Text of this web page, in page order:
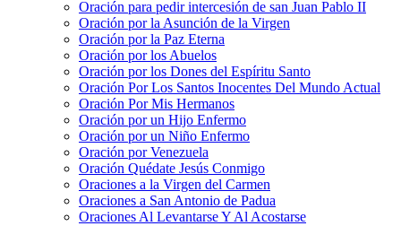
Oración para pedir intercesión de san Juan Pablo II
Oración por la Asunción de la Virgen
Oración por la Paz Eterna
Oración por los Abuelos
Oración por los Dones del Espíritu Santo
Oración Por Los Santos Inocentes Del Mundo Actual
Oración Por Mis Hermanos
Oración por un Hijo Enfermo
Oración por un Niño Enfermo
Oración por Venezuela
Oración Quédate Jesús Conmigo
Oraciones a la Virgen del Carmen
Oraciones a San Antonio de Padua
Oraciones Al Levantarse Y Al Acostarse